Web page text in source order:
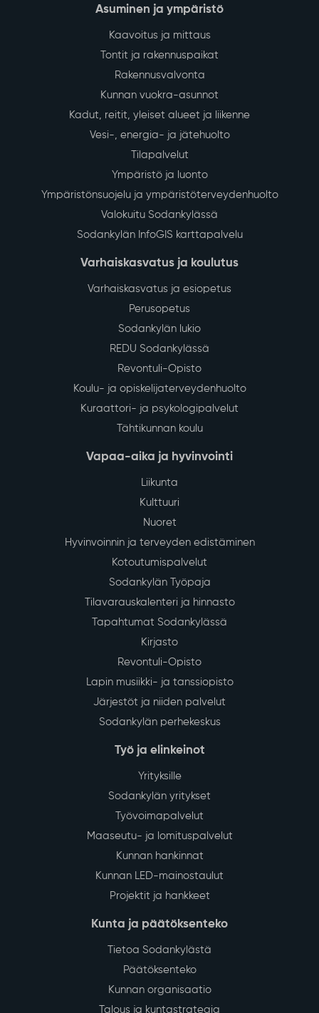
Asuminen ja ympäristö
Kaavoitus ja mittaus
Tontit ja rakennuspaikat
Rakennusvalvonta
Kunnan vuokra-asunnot
Kadut, reitit, yleiset alueet ja liikenne
Vesi-, energia- ja jätehuolto
Tilapalvelut
Ympäristö ja luonto
Ympäristönsuojelu ja ympäristöterveydenhuolto
Valokuitu Sodankylässä
Sodankylän InfoGIS karttapalvelu
Varhaiskasvatus ja koulutus
Varhaiskasvatus ja esiopetus
Perusopetus
Sodankylän lukio
REDU Sodankylässä
Revontuli-Opisto
Koulu- ja opiskelijaterveydenhuolto
Kuraattori- ja psykologipalvelut
Tähtikunnan koulu
Vapaa-aika ja hyvinvointi
Liikunta
Kulttuuri
Nuoret
Hyvinvoinnin ja terveyden edistäminen
Kotoutumispalvelut
Sodankylän Työpaja
Tilavarauskalenteri ja hinnasto
Tapahtumat Sodankylässä
Kirjasto
Revontuli-Opisto
Lapin musiikki- ja tanssiopisto
Järjestöt ja niiden palvelut
Sodankylän perhekeskus
Työ ja elinkeinot
Yrityksille
Sodankylän yritykset
Työvoimapalvelut
Maaseutu- ja lomituspalvelut
Kunnan hankinnat
Kunnan LED-mainostaulut
Projektit ja hankkeet
Kunta ja päätöksenteko
Tietoa Sodankylästä
Päätöksenteko
Kunnan organisaatio
Talous ja kuntastrategia